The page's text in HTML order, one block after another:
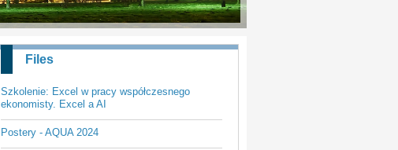
Files
Szkolenie: Excel w pracy współczesnego
ekonomisty. Excel a AI
Postery - AQUA 2024